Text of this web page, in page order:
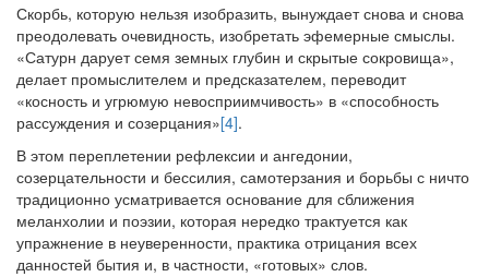
Скорбь, которую нельзя изобразить, вынуждает снова и снова
преодолевать очевидность, изобретать эфемерные смыслы.
«Сатурн дарует семя земных глубин и скрытые сокровища»,
делает промыслителем и предсказателем, переводит
«косность и угрюмую невосприимчивость» в «способность
рассуждения и созерцания»[4].
В этом переплетении рефлексии и ангедонии,
созерцательности и бессилия, самотерзания и борьбы с ничто
традиционно усматривается основание для сближения
меланхолии и поэзии, которая нередко трактуется как
упражнение в неуверенности, практика отрицания всех
данностей бытия и, в частности, «готовых» слов.